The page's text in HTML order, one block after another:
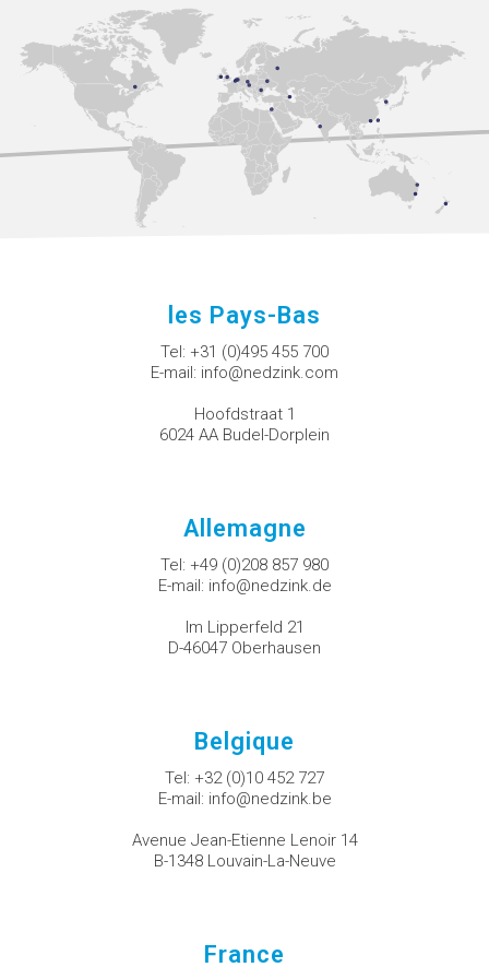
les Pays-Bas
Tel: +31 (0)495 455 700
E-mail: info@nedzink.com
Hoofdstraat 1
6024 AA Budel-Dorplein
Allemagne
Tel: +49 (0)208 857 980
E-mail: info@nedzink.de
Im Lipperfeld 21
D-46047 Oberhausen
Belgique
Tel: +32 (0)10 452 727
E-mail: info@nedzink.be
Avenue Jean-Etienne Lenoir 14
B-1348 Louvain-La-Neuve
France